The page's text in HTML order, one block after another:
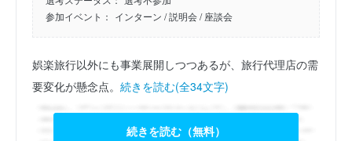
参加イベント： インターン / 説明会/ 座談会
娯楽旅行以外にも事業展開しつつあるが、旅行代理店の需
要変化が懸念点。 続きを読む(全34文字)
続きを読む（無料）